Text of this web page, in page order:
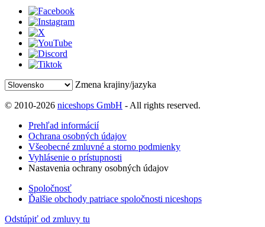
Zmena krajiny/jazyka
© 2010-2026 niceshops GmbH - All rights reserved.
Prehľad informácií
Ochrana osobných údajov
Všeobecné zmluvné a storno podmienky
Vyhlásenie o prístupnosti
Nastavenia ochrany osobných údajov
Spoločnosť
Ďalšie obchody patriace spoločnosti niceshops
Odstúpiť od zmluvy tu